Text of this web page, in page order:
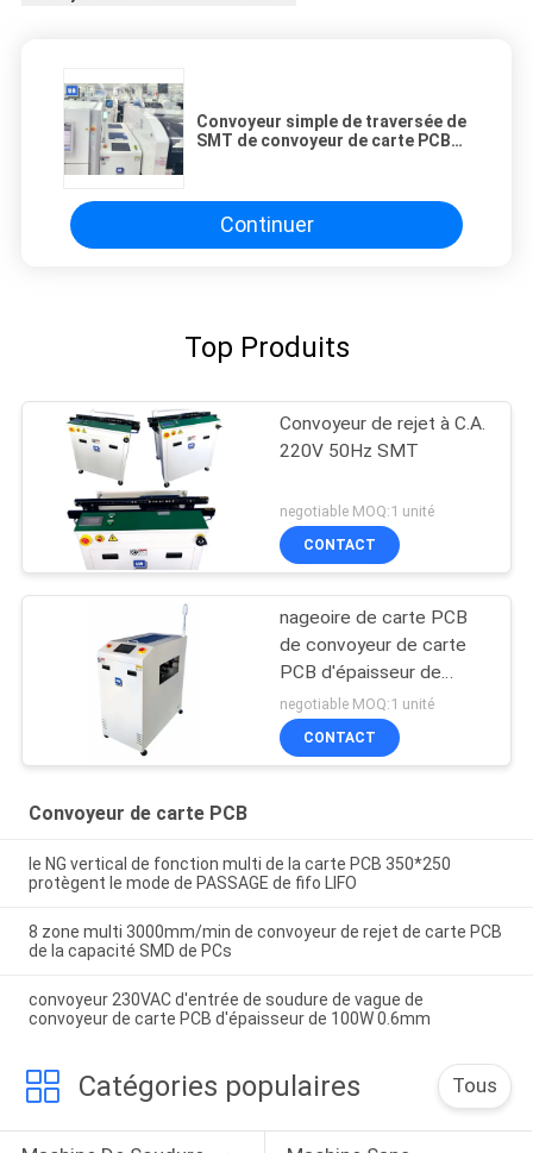
Convoyeur simple de traversée de
SMT de convoyeur de carte PCB
Continuer
Top Produits
Convoyeur de rejet à C.A.
220V 50Hz SMT
negotiable MOQ:1 unité
CONTACT
nageoire de carte PCB
de convoyeur de carte
PCB d'épaisseur de
4.0mm
negotiable MOQ:1 unité
CONTACT
Convoyeur de carte PCB
le NG vertical de fonction multi de la carte PCB 350*250
protègent le mode de PASSAGE de fifo LIFO
8 zone multi 3000mm/min de convoyeur de rejet de carte PCB
de la capacité SMD de PCs
convoyeur 230VAC d'entrée de soudure de vague de
convoyeur de carte PCB d'épaisseur de 100W 0.6mm
Catégories populaires Tous